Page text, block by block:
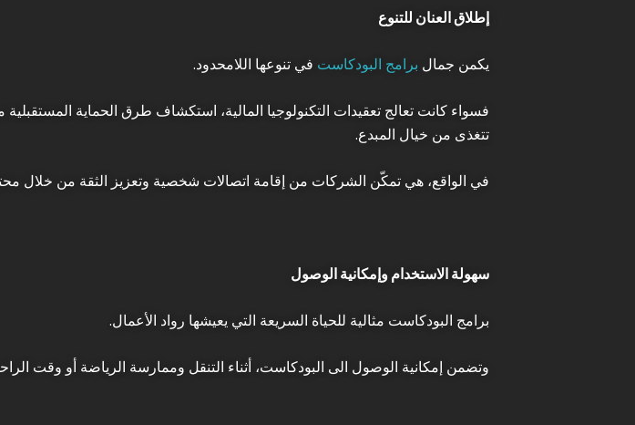
إطلاق العنان للتنوع
يكمن جمال برامج البودكاست في تنوعها اللامحدود.
فسواء كانت تعالج تعقيدات التكنولوجيا المالية، استكشاف طرق الحماية
تتغذى من خيال المبدع.
في الواقع، هي تمكّن الشركات من إقامة اتصالات شخصية وتعزيز الثقة من خلال
سهولة الاستخدام وإمكانية الوصول
برامج البودكاست مثالية للحياة السريعة التي يعيشها رواد الأعمال.
وتضمن إمكانية الوصول الى البودكاست، أثناء التنقل وممارسة الرياضة أو وقت